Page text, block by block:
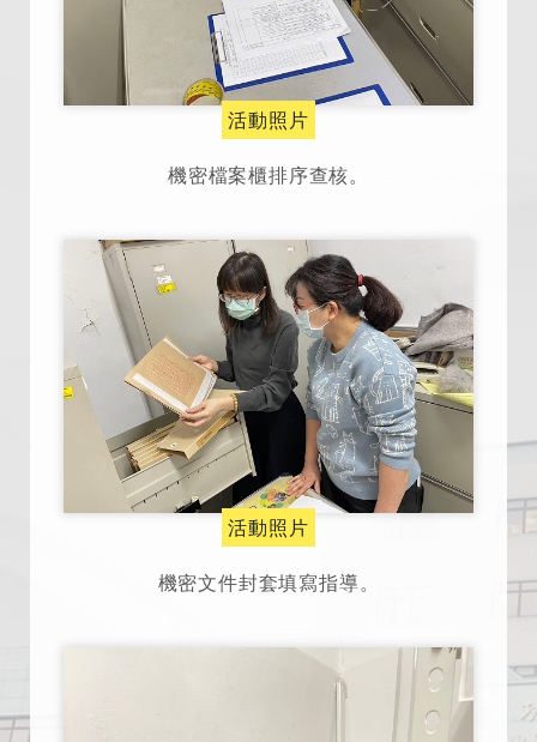
活動照片
機密檔案櫃排序查核。
活動照片
機密文件封套填寫指導。